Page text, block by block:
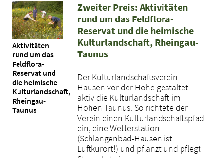
Aktivitäten
rund um das
Feldflora-
Reservat und
die heimische
Kulturlandschaft,
Rheingau-
Taunus
Zweiter Preis: Aktivitäten
rund um das Feldflora-
Reservat und die heimische
Kulturlandschaft, Rheingau-
Taunus
Der Kulturlandschaftsverein
Hausen vor der Höhe gestaltet
aktiv die Kulturlandschaft im
Hohen Taunus. So richtete der
Verein einen Kulturlandschaftspfad
ein, eine Wetterstation
(Schlangenbad-Hausen ist
Luftkurort!) und pflanzt und pflegt